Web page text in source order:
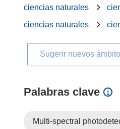
ciencias naturales
ciencias naturales
Sugerir nuevos
Palabras clave
Multi-spectral